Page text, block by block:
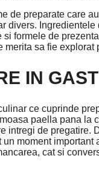
de preparate care
divers.
formele de
merita sa fie explorat
IN
ce cuprinde
paella pana la
intregi de pregatire.
moment
cat si